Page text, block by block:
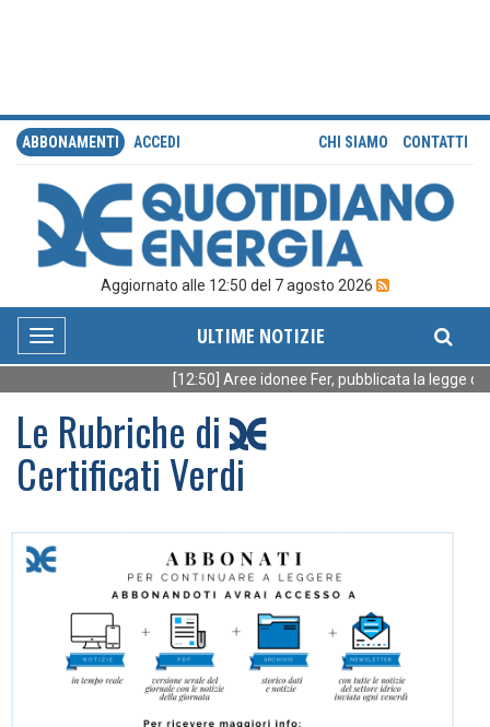
ABBONAMENTI ACCEDI CHI SIAMO CONTATTI
Aggiornato alle 12:50 del 7 agosto 2026
Toggle
navigation
ULTIME NOTIZIE
[12:50] Aree idonee Fer, pubblicata la legge
Le Rubriche di
Certificati Verdi